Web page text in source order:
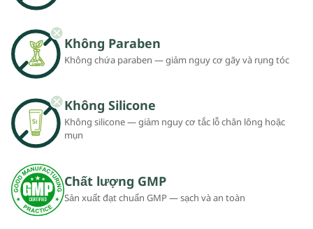
Không Paraben
Không chứa paraben — giảm nguy cơ gãy và rụng tóc
Không Silicone
Không silicone — giảm nguy cơ tắc lỗ chân lông hoặc
mụn
Chất lượng GMP
Sản xuất đạt chuẩn GMP — sạch và an toàn